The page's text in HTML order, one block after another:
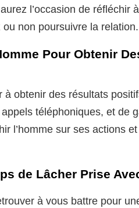
l’occasion de réfléchir
non poursuivre la relation.
Pour Obtenir
à obtenir des résultats
téléphoniques, et de
l’homme sur ses actions
de Lâcher Prise
à vous battre pour